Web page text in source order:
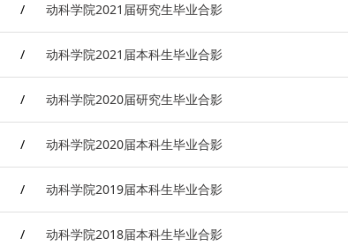
/ 动科学院2021届研究生毕业合影
/ 动科学院2021届本科生毕业合影
/ 动科学院2020届研究生毕业合影
/ 动科学院2020届本科生毕业合影
/ 动科学院2019届本科生毕业合影
/ 动科学院2018届本科生毕业合影